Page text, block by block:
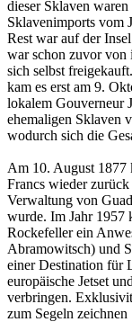
dieser Sklaven
Sklavenimports vom
Rest war auf der
war schon zuvor von
sich selbst
kam es erst am 9.
lokalem Gouverneur
ehemaligen Sklaven
wodurch sich die
Am 10. August 1877
Francs wieder
Verwaltung von
wurde. Im Jahr 1957
Rockefeller ein
Abramowitsch) und
einer Destination für
europäische Jetset
verbringen.
zum Segeln